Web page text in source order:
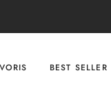
BEST SELLER